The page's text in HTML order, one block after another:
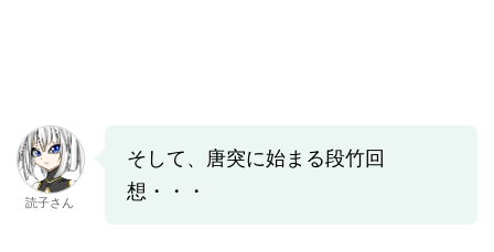
読子さん
そして、唐突に始まる段竹回
想・・・